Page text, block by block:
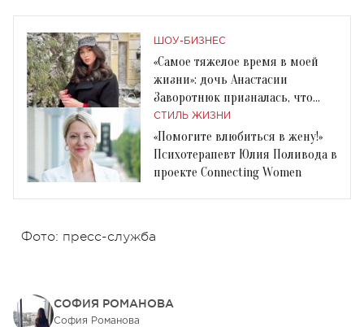
ШОУ-БИЗНЕС
«Самое тяжелое время в моей
жизни»: дочь Анастасии
Заворотнюк призналась, что
ходит к психологу
СТИЛЬ ЖИЗНИ
«Помогите влюбиться в жену!»
Психотерапевт Юлия Поливода в
проекте Connecting Women
Фото: пресс-служба
СОФИЯ РОМАНОВА
София Романова